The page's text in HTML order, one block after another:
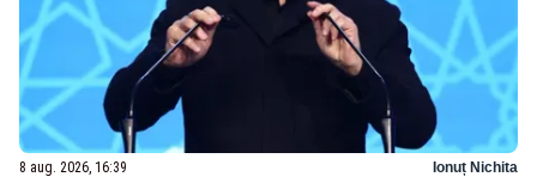
8 aug. 2026, 16:39 Ionuț Nichita